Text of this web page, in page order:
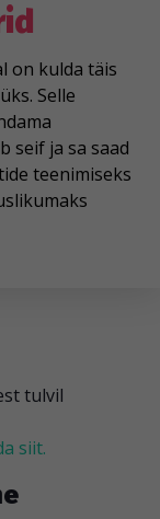
on kulda täis
Selle
seif ja sa saad
teenimiseks
tulvil
siit.